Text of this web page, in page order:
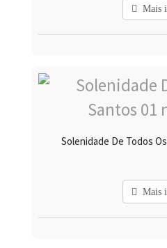
Mais
Solenidade De Todos
Mais